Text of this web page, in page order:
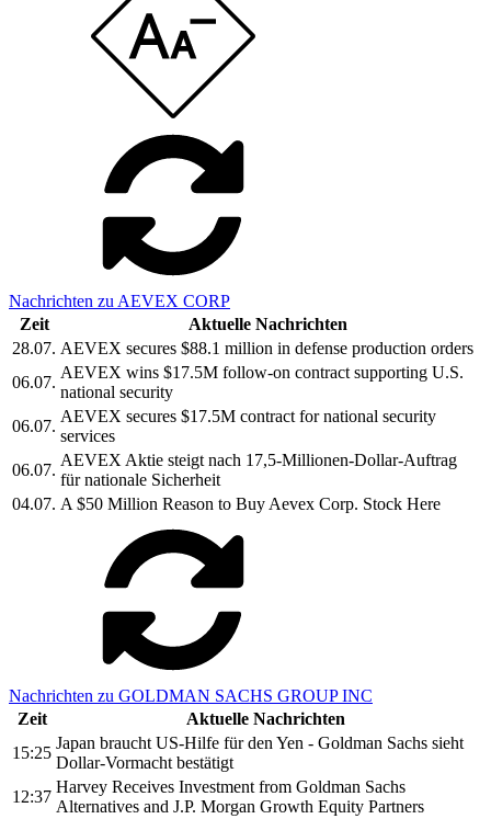
Nachrichten zu AEVEX CORP
Zeit
Aktuelle Nachrichten
28.07. AEVEX secures $88.1 million in defense production orders
06.07.
AEVEX wins $17.5M follow-on contract supporting U.S.
national security
06.07.
AEVEX secures $17.5M contract for national security
services
06.07.
AEVEX Aktie steigt nach 17,5-Millionen-Dollar-Auftrag
für nationale Sicherheit
04.07. A $50 Million Reason to Buy Aevex Corp. Stock Here
Nachrichten zu GOLDMAN SACHS GROUP INC
Zeit
Aktuelle Nachrichten
15:25
Japan braucht US-Hilfe für den Yen - Goldman Sachs sieht
Dollar-Vormacht bestätigt
12:37
Harvey Receives Investment from Goldman Sachs
Alternatives and J.P. Morgan Growth Equity Partners